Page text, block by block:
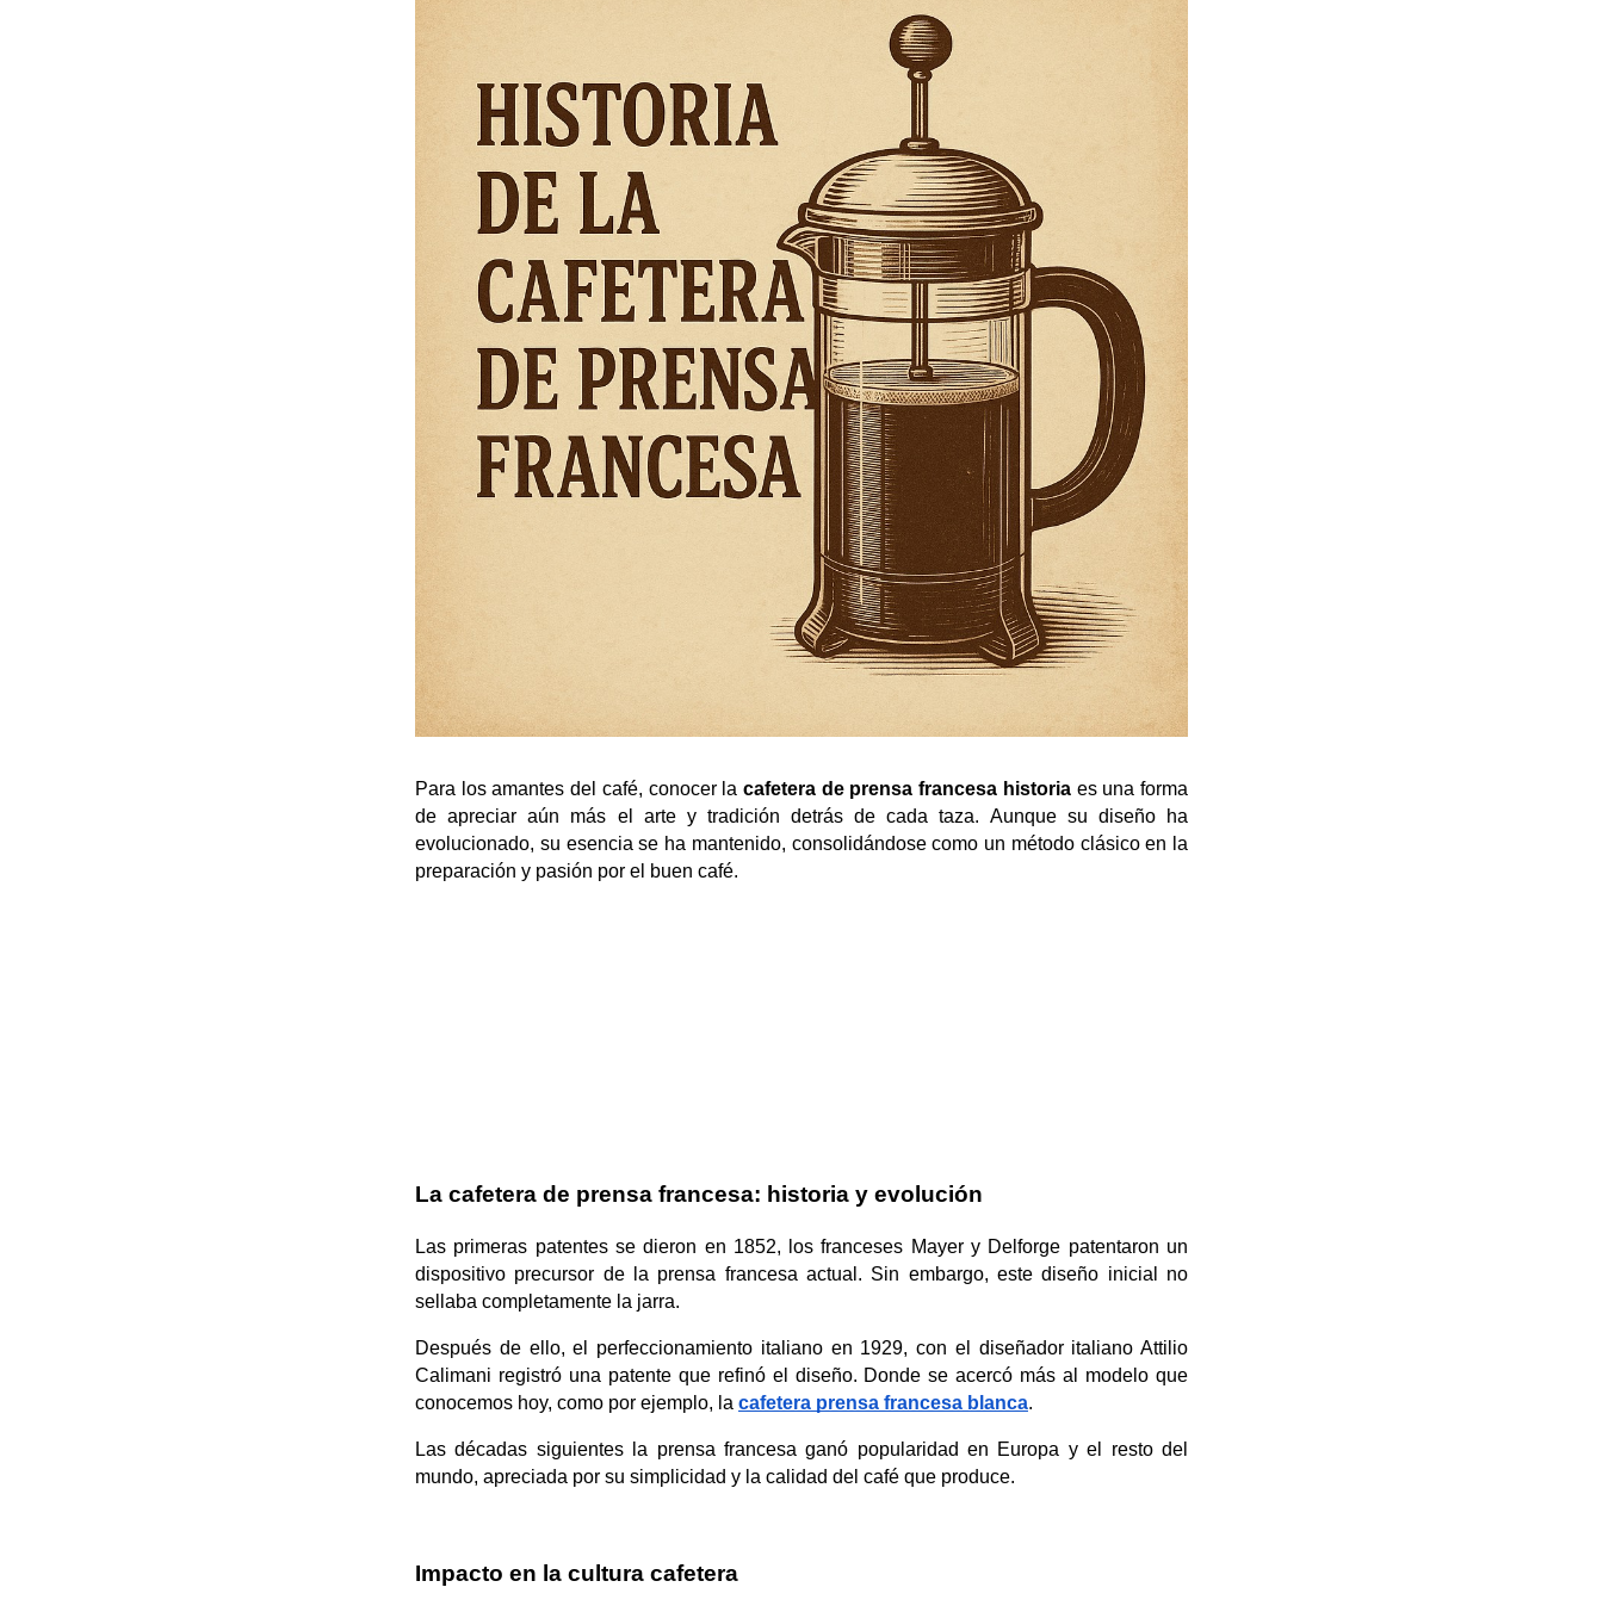
Para los amantes del café, conocer la cafetera de prensa francesa historia es una forma
de apreciar aún más el arte y tradición detrás de cada taza. Aunque su diseño ha
evolucionado, su esencia se ha mantenido, consolidándose como un método clásico en la
preparación y pasión por el buen café.
La cafetera de prensa francesa: historia y evolución
Las primeras patentes se dieron en 1852, los franceses Mayer y Delforge patentaron un
dispositivo precursor de la prensa francesa actual. Sin embargo, este diseño inicial no
sellaba completamente la jarra.
Después de ello, el perfeccionamiento italiano en 1929, con el diseñador italiano Attilio
Calimani registró una patente que refinó el diseño. Donde se acercó más al modelo que
conocemos hoy, como por ejemplo, la cafetera prensa francesa blanca.
Las décadas siguientes la prensa francesa ganó popularidad en Europa y el resto del
mundo, apreciada por su simplicidad y la calidad del café que produce.
Impacto en la cultura cafetera